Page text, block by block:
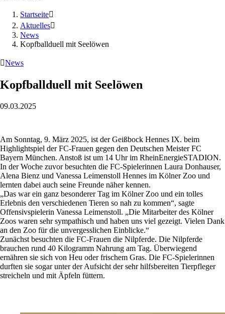
Startseite
Aktuelles
News
Kopfballduell mit Seelöwen
News
Kopfballduell mit Seelöwen
09.03.2025
Am Sonntag, 9. März 2025, ist der Geißbock Hennes IX. beim
Highlightspiel der FC-Frauen gegen den Deutschen Meister FC
Bayern München. Anstoß ist um 14 Uhr im RheinEnergieSTADION.
In der Woche zuvor besuchten die FC-Spielerinnen Laura Donhauser,
Alena Bienz und Vanessa Leimenstoll Hennes im Kölner Zoo und
lernten dabei auch seine Freunde näher kennen.
„Das war ein ganz besonderer Tag im Kölner Zoo und ein tolles
Erlebnis den verschiedenen Tieren so nah zu kommen“, sagte
Offensivspielerin Vanessa Leimenstoll. „Die Mitarbeiter des Kölner
Zoos waren sehr sympathisch und haben uns viel gezeigt. Vielen Dank
an den Zoo für die unvergesslichen Einblicke.“
Zunächst besuchten die FC-Frauen die Nilpferde. Die Nilpferde
brauchen rund 40 Kilogramm Nahrung am Tag. Überwiegend
ernähren sie sich von Heu oder frischem Gras. Die FC-Spielerinnen
durften sie sogar unter der Aufsicht der sehr hilfsbereiten Tierpfleger
streicheln und mit Äpfeln füttern.